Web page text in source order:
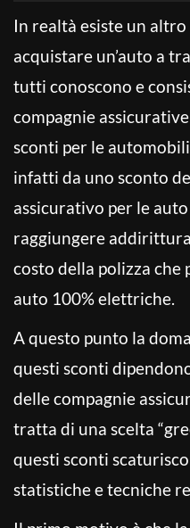
In realtà esiste un
acquistare un’auto a
tutti conoscono e
compagnie
sconti per le
infatti da uno sconto
assicurativo per le
raggiungere
costo della polizza che
auto 100% elettriche.
A questo punto la
questi sconti
delle compagnie
tratta di una scelta
questi sconti
statistiche e tecniche